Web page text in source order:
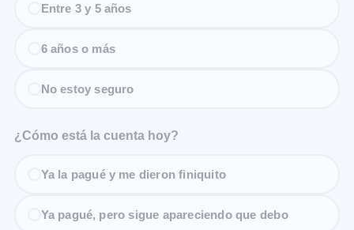
Entre 3 y 5 años
6 años o más
No estoy seguro
¿Cómo está la cuenta hoy?
Ya la pagué y me dieron finiquito
Ya pagué, pero sigue apareciendo que debo